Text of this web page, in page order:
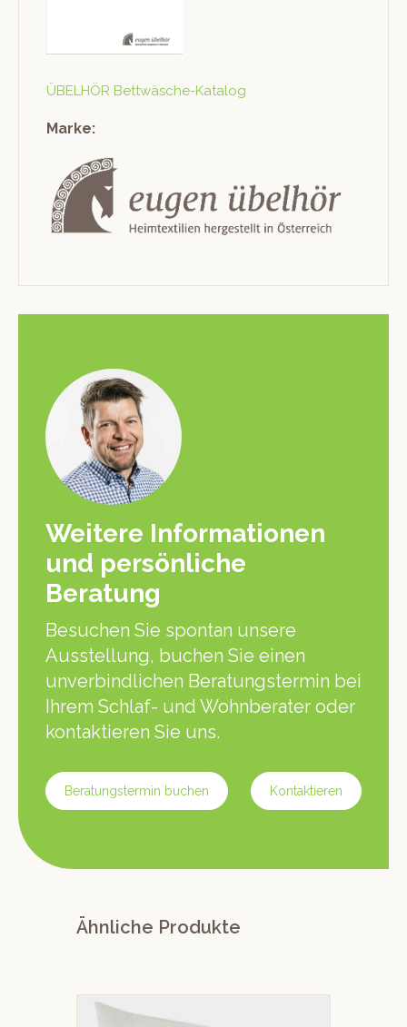
ÜBELHÖR Bet­twäsche-Kat­a­log
Marke:
Weitere Informationen
und persönliche
Beratung
Besuchen Sie spontan unsere
Ausstellung, buchen Sie einen
unverbindlichen Beratungstermin bei
Ihrem Schlaf- und Wohnberater oder
kontaktieren Sie uns.
Beratungstermin buchen Kontaktieren
Ähnliche Produkte